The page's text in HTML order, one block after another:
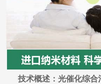
技术概述：光催化综合